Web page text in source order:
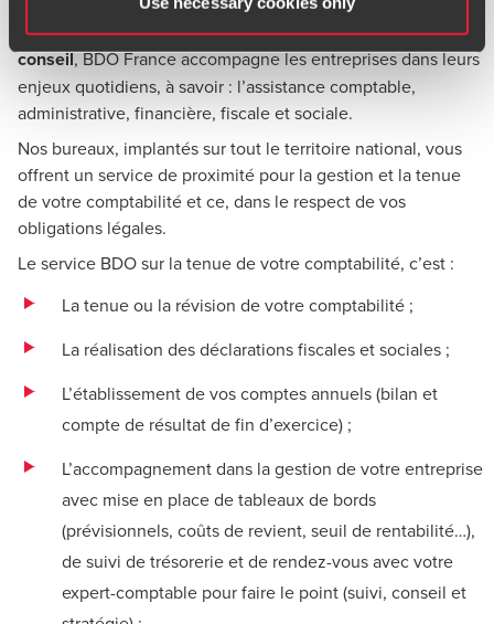
Dans le cadre de sonactivité d’expertise-comptable et
conseil, BDO France accompagne les entreprises dans leurs
enjeux quotidiens, à savoir : l’assistance comptable,
administrative, financière, fiscale et sociale.
Nos bureaux, implantés sur tout le territoire national, vous
offrent un service de proximité pour la gestion et la tenue
de votre comptabilité et ce, dans le respect de vos
obligations légales.
Le service BDO sur la tenue de votre comptabilité, c’est :
La tenue ou la révision de votre comptabilité ;
La réalisation des déclarations fiscales et sociales ;
L’établissement de vos comptes annuels (bilan et
compte de résultat de fin d’exercice) ;
L’accompagnement dans la gestion de votre entreprise
avec mise en place de tableaux de bords
(prévisionnels, coûts de revient, seuil de rentabilité…),
de suivi de trésorerie et de rendez-vous avec votre
expert-comptable pour faire le point (suivi, conseil et